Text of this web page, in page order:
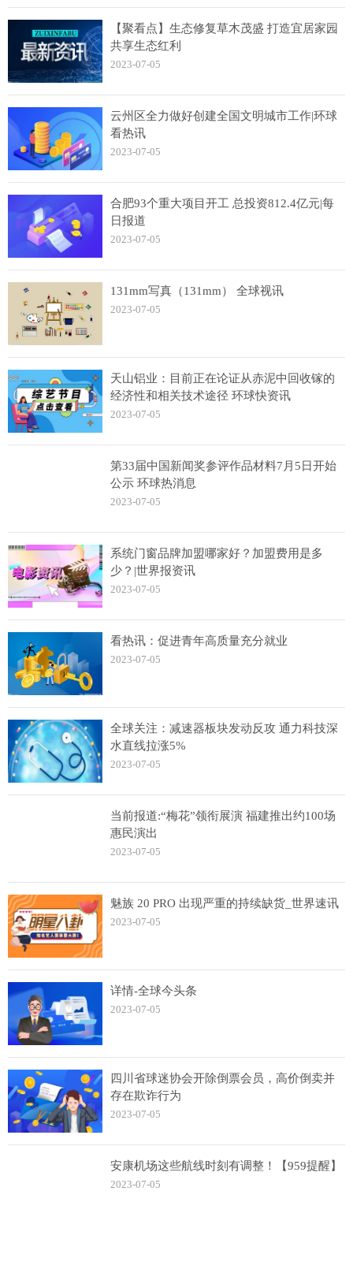
【聚看点】生态修复草木茂盛 打造宜居家园
共享生态红利
2023-07-05
云州区全力做好创建全国文明城市工作|环球
看热讯
2023-07-05
合肥93个重大项目开工 总投资812.4亿元|每
日报道
2023-07-05
131mm写真（131mm） 全球视讯
2023-07-05
天山铝业：目前正在论证从赤泥中回收镓的
经济性和相关技术途径 环球快资讯
2023-07-05
第33届中国新闻奖参评作品材料7月5日开始
公示 环球热消息
2023-07-05
系统门窗品牌加盟哪家好？加盟费用是多
少？|世界报资讯
2023-07-05
看热讯：促进青年高质量充分就业
2023-07-05
全球关注：减速器板块发动反攻 通力科技深
水直线拉涨5%
2023-07-05
当前报道:“梅花”领衔展演 福建推出约100场
惠民演出
2023-07-05
魅族 20 PRO 出现严重的持续缺货_世界速讯
2023-07-05
详情-全球今头条
2023-07-05
四川省球迷协会开除倒票会员，高价倒卖并
存在欺诈行为
2023-07-05
安康机场这些航线时刻有调整！【959提醒】
2023-07-05